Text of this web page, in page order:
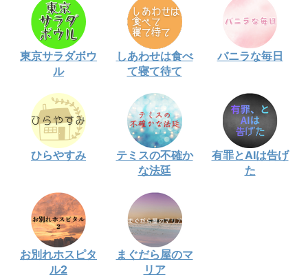
東京サラダボウ
ル
しあわせは食べ
て寝て待て
バニラな毎日
ひらやすみ
テミスの不確か
な法廷
有罪とAIは告げ
た
お別れホスピタ
ル2
まぐだら屋のマ
リア